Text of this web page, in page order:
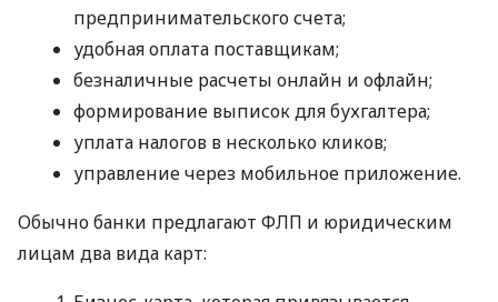
предпринимательского счета;
удобная оплата поставщикам;
безналичные расчеты онлайн и офлайн;
формирование выписок для бухгалтера;
уплата налогов в несколько кликов;
управление через мобильное приложение.
Обычно банки предлагают ФЛП и юридическим
лицам два вида карт: